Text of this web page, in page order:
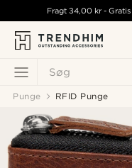
Søg
Fragt34,00 kr -
Punge RFID Punge